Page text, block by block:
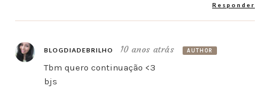
Responder
BLOGDIADEBRILHO 10 anos atrás AUTHOR
Tbm quero continuação <3
bjs